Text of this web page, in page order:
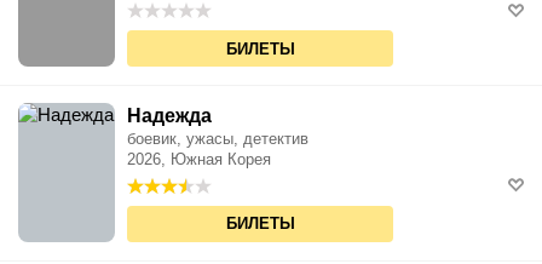
БИЛЕТЫ
Надежда
боевик, ужасы, детектив
2026, Южная Корея
БИЛЕТЫ